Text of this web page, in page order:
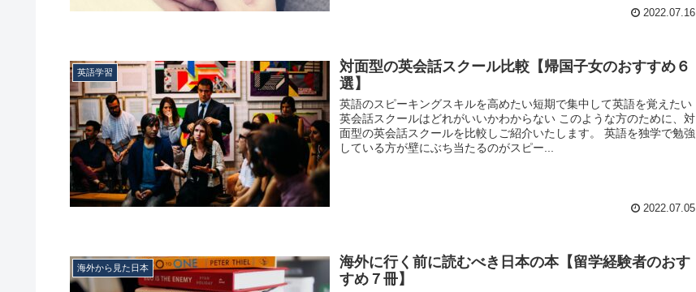
2022.07.16
英語学習
対面型の英会話スクール比較【帰国子女のおすすめ６
選】
英語のスピーキングスキルを高めたい短期で集中して英語を覚えたい
英会話スクールはどれがいいかわからない このような方のために、対
面型の英会話スクールを比較しご紹介いたします。 英語を独学で勉強
している方が壁にぶち当たるのがスピー...
2022.07.05
海外から見た日本
海外に行く前に読むべき日本の本【留学経験者のおす
すめ７冊】